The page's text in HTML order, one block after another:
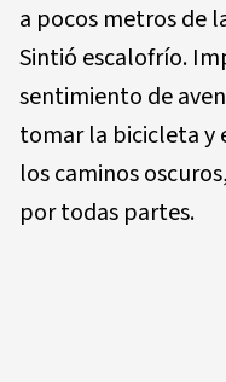
a pocos metros de
Sintió escalofrío.
sentimiento de
tomar la bicicleta y
los caminos
por todas partes.